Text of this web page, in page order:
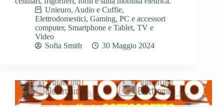
Unieuro, Audio e Cuffie,
Elettrodomestici, Gaming, PC e accessori
computer, Smartphone e Tablet, TV e
Video
Sofia Smith
30 Maggio 2024